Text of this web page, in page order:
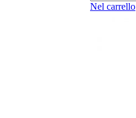
Nel carrello